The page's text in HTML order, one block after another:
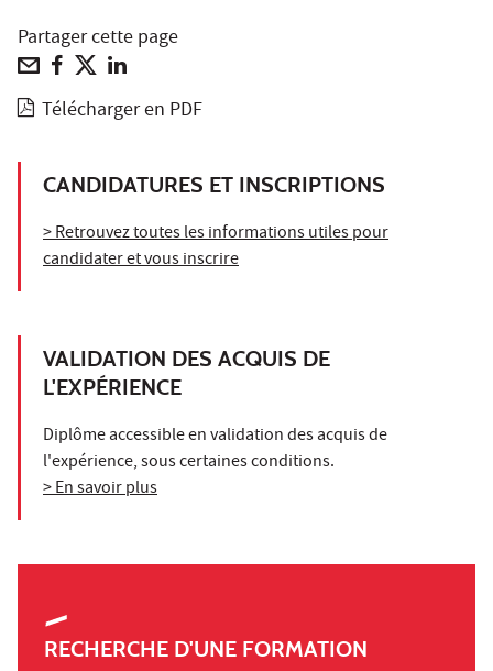
Partager cette page
Télécharger en PDF
CANDIDATURES ET INSCRIPTIONS
> Retrouvez toutes les informations utiles pour
candidater et vous inscrire
VALIDATION DES ACQUIS DE
L'EXPÉRIENCE
Diplôme accessible en validation des acquis de
l'expérience, sous certaines conditions.
> En savoir plus
RECHERCHE D'UNE FORMATION